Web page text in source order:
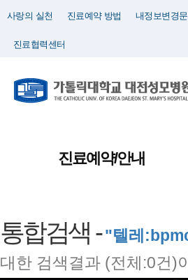
사랑의 실천 진료예약 방법 내정보변경
진료협력센터
진료예약/안내
통합검색 - "텔레
대한 검색결과 (전체:0건)